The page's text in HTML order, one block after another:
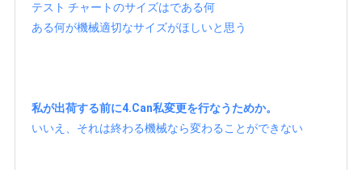
テスト チャートのサイズはである何
ある何が機械適切なサイズがほしいと思う
私が出荷する前に4.Can私変更を行なうためか。
いいえ、それは終わる機械なら変わることができない